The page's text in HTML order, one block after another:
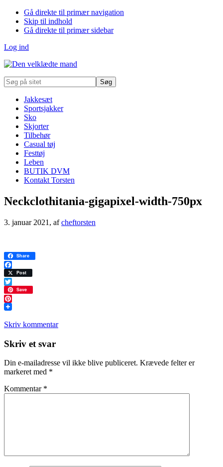
Gå direkte til primær navigation
Skip til indhold
Gå direkte til primær sidebar
Log ind
Søg
på
Jakkesæt
Sportsjakker
Sko
Skjorter
Tilbehør
Casual tøj
Festtøj
Leben
BUTIK DVM
Kontakt Torsten
Neckclothitania-gigapixel-width-750px
3. januar 2021 , afcheftorsten
Share
Facebook
Post
Twitter
Save
Pinterest
Skriv kommentar
Læserinteraktioner
Skriv et svar
Din e-mailadresse vil ikke blive publiceret. Krævede felter er
markeret med *
Kommentar *